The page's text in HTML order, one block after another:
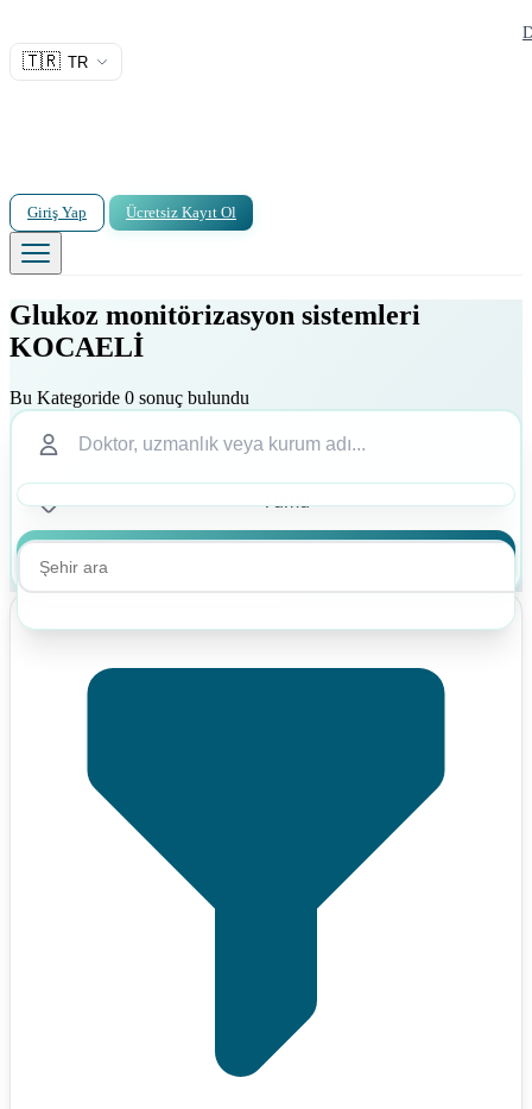
🇹🇷 TR
Giriş Yap Ücretsiz Kayıt Ol
Glukoz monitörizasyon sistemleri
KOCAELİ
Bu Kategoride 0 sonuç bulundu